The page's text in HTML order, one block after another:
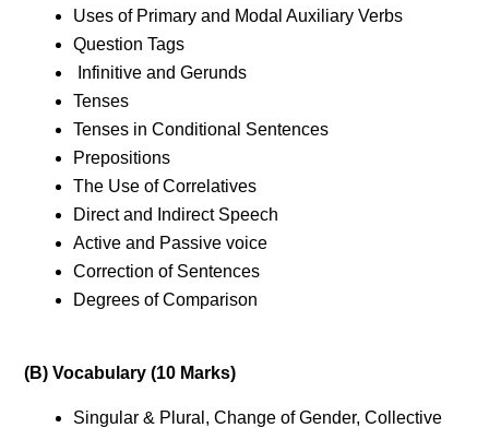
Uses of Primary and Modal Auxiliary Verbs
Question Tags
Infinitive and Gerunds
Tenses
Tenses in Conditional Sentences
Prepositions
The Use of Correlatives
Direct and Indirect Speech
Active and Passive voice
Correction of Sentences
Degrees of Comparison
(B) Vocabulary (10 Marks)
Singular & Plural, Change of Gender, Collective